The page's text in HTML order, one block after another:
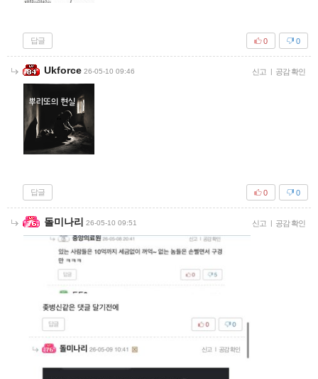
답글 0
0
Ukforce 26-05-10 09:46 신고 | 공감 확인
답글 0
0
돌미나리 26-05-10 09:51 신고 | 공감 확인